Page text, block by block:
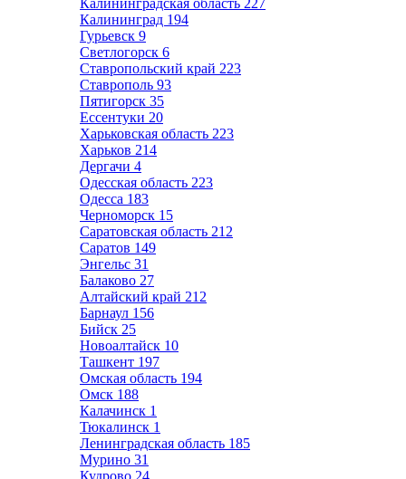
Калининградская область 227
Калининград 194
Гурьевск 9
Светлогорск 6
Ставропольский край 223
Ставрополь 93
Пятигорск 35
Ессентуки 20
Харьковская область 223
Харьков 214
Дергачи 4
Одесская область 223
Одесса 183
Черноморск 15
Саратовская область 212
Саратов 149
Энгельс 31
Балаково 27
Алтайский край 212
Барнаул 156
Бийск 25
Новоалтайск 10
Ташкент 197
Омская область 194
Омск 188
Калачинск 1
Тюкалинск 1
Ленинградская область 185
Мурино 31
Кудрово 24